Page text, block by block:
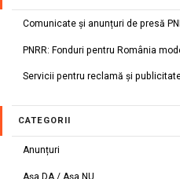
Comunicate și anunțuri de presă
PNRR: Fonduri pentru România
Servicii pentru reclamă și
CATEGORII
Anunțuri
Așa DA / Așa NU